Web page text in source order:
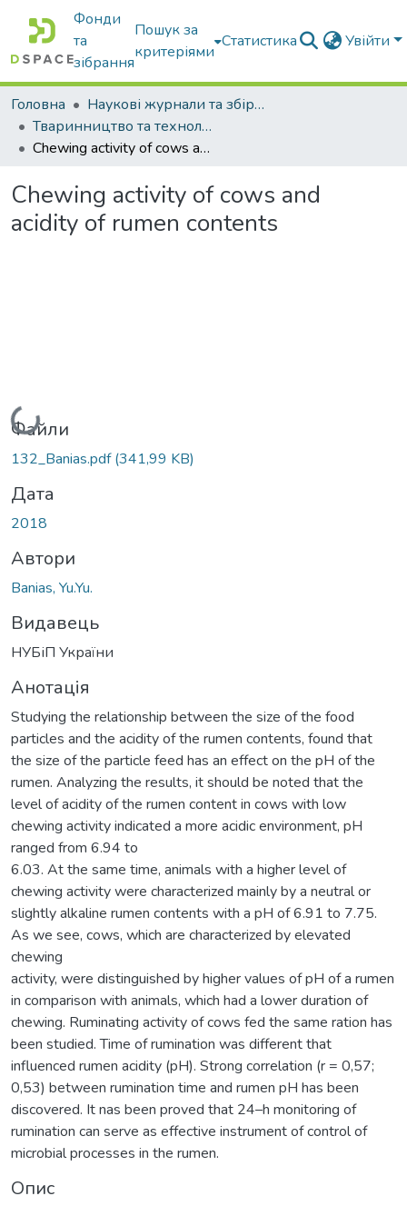
Фонди
та
зібрання
Пошук за
критеріями
Статистика Увійти
Головна
Наукові журнали та збірники видань
Тваринництво та технології харчових продуктів
Chewing activity of cows and acidity of rumen contents
Chewing activity of cows and
acidity of rumen contents
Вантажиться...
Файли
132_Banias.pdf(341,99 KB)
Дата
2018
Автори
Banias, Yu.Yu.
Видавець
НУБіП України
Анотація
Studying the relationship between the size of the food
particles and the acidity of the rumen contents, found that
the size of the particle feed has an effect on the pH of the
rumen. Analyzing the results, it should be noted that the
level of acidity of the rumen content in cows with low
chewing activity indicated a more acidic environment, pH
ranged from 6.94 to
6.03. At the same time, animals with a higher level of
chewing activity were characterized mainly by a neutral or
slightly alkaline rumen contents with a pH of 6.91 to 7.75.
As we see, cows, which are characterized by elevated
chewing
activity, were distinguished by higher values of pH of a rumen
in comparison with animals, which had a lower duration of
chewing. Ruminating activity of cows fed the same ration has
been studied. Time of rumination was different that
influenced rumen acidity (pH). Strong correlation (r = 0,57;
0,53) between rumination time and rumen pH has been
discovered. It nas been proved that 24–h monitoring of
rumination can serve as effective instrument of control of
microbial processes in the rumen.
Опис